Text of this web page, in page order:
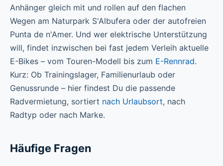
Anhänger gleich mit und rollen auf den flachen
Wegen am Naturpark S'Albufera oder der autofreien
Punta de n'Amer. Und wer elektrische Unterstützung
will, findet inzwischen bei fast jedem Verleih aktuelle
E-Bikes – vom Touren-Modell bis zum E-Rennrad.
Kurz: Ob Trainingslager, Familienurlaub oder
Genussrunde – hier findest Du die passende
Radvermietung, sortiert nach Urlaubsort, nach
Radtyp oder nach Marke.
Häufige Fragen